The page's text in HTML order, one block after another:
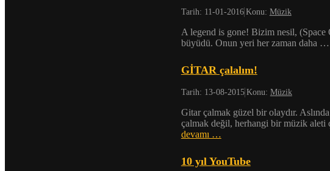
Tarih: 11-01-2016 Konu: Müzik
A legend is gone! Bizim nesil, (Space
büyüdü. Onun yeri her zaman daha …
GİTAR çalalım!
Tarih: 13-08-2015 Konu: Müzik
Gitar çalmak güzel bir olaydır.
çalmak değil, herhangi bir müzik
devamı …
10 yıl YouTube